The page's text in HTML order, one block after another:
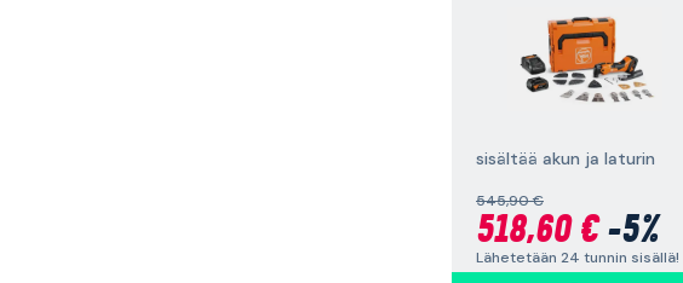
sisältää akun ja laturin
545,90 €
518,60 €-5%
Lähetetään 24 tunnin sisällä!